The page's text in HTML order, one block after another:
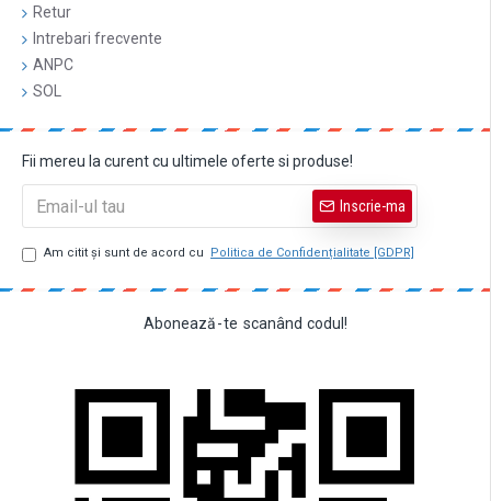
Retur
Intrebari frecvente
ANPC
SOL
Fii mereu la curent cu ultimele oferte si produse!
Inscrie-ma
Am citit şi sunt de acord cu Politica de Confidențialitate [GDPR]
Abonează-te scanând codul!